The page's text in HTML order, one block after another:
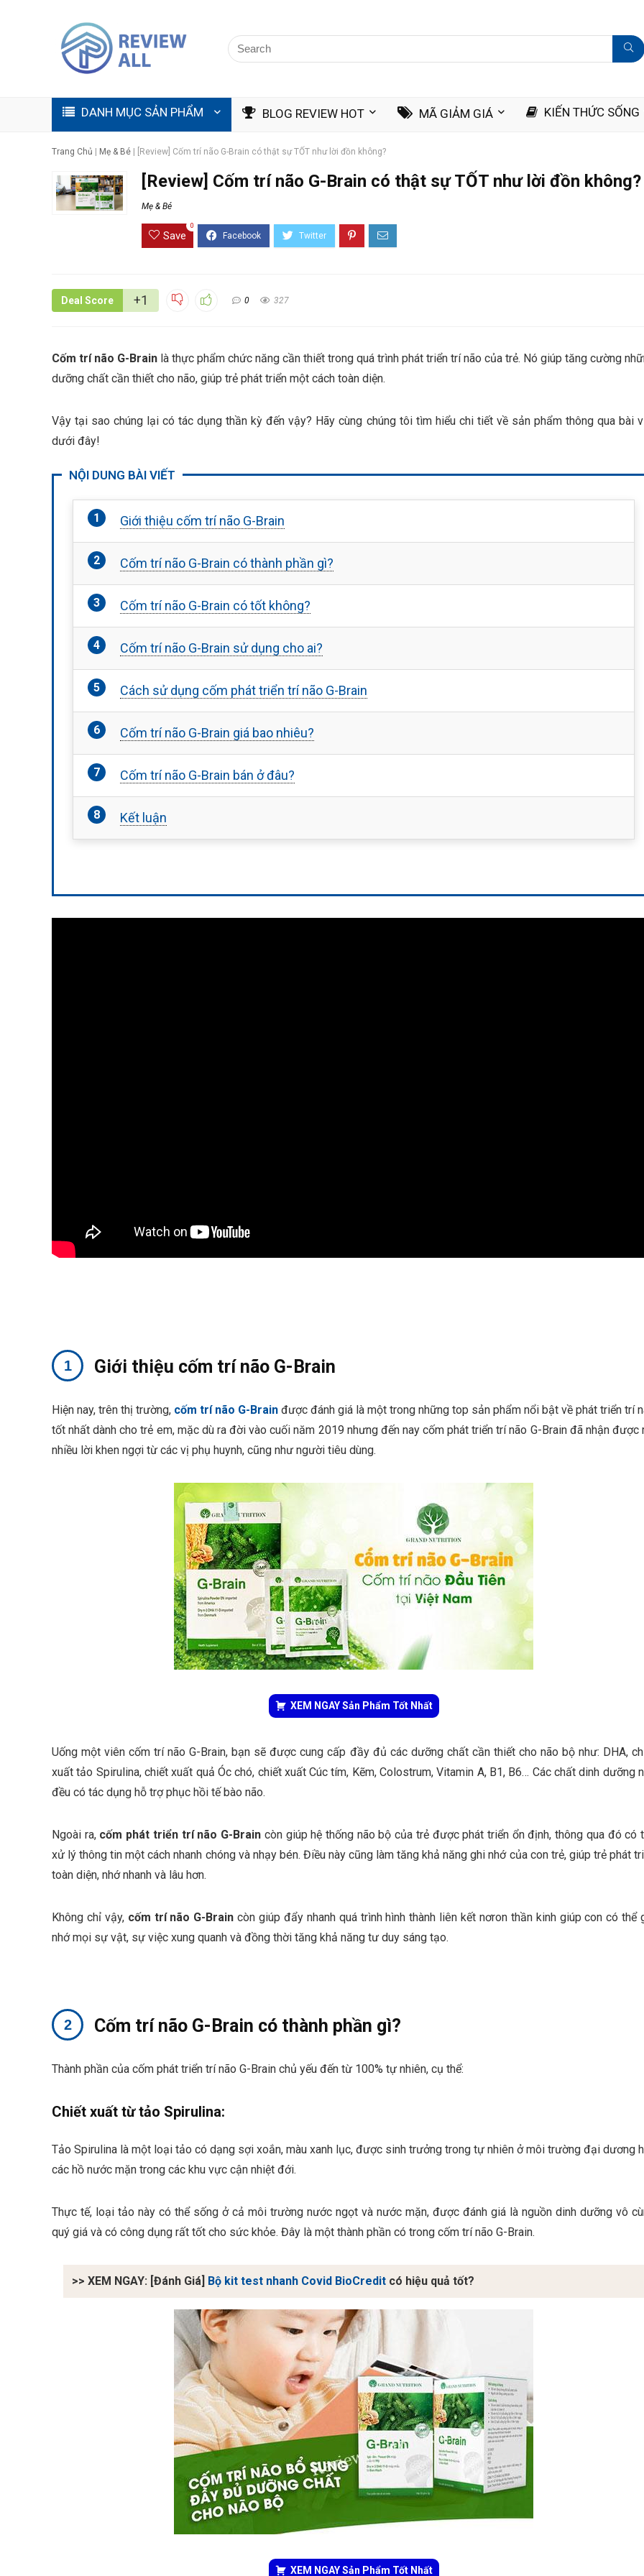
DANH MỤC SẢN PHẨM BLOG REVIEW HOT MÃ GIẢM GIÁ KIẾN THỨC SỐNG
Trang Chủ Mẹ & Bé [Review] Cốm trí não G-Brain có thật sự TỐT như lời đồn không?
[Review] Cốm trí não G-Brain có thật sự TỐT như lời đồn không?
Mẹ & Bé
Save
0
Deal Score +1 0 327
Cốm trí não G-Brain là thực phẩm chức năng cần thiết trong quá trình phát triển trí não của trẻ. Nó giúp tăng cường
dưỡng chất cần thiết cho não, giúp trẻ phát triển một cách toàn diện.
Vậy tại sao chúng lại có tác dụng thần kỳ đến vậy? Hãy cùng chúng tôi tìm hiểu chi tiết về sản phẩm thông qua bài
dưới đây!
NỘI DUNG BÀI VIẾT
Giới thiệu cốm trí não G-Brain
Cốm trí não G-Brain có thành phần gì?
Cốm trí não G-Brain có tốt không?
Cốm trí não G-Brain sử dụng cho ai?
Cách sử dụng cốm phát triển trí não G-Brain
Cốm trí não G-Brain giá bao nhiêu?
Cốm trí não G-Brain bán ở đâu?
Kết luận
Giới thiệu cốm trí não G-Brain
Hiện nay, trên thị trường, cốm trí não G-Brain được đánh giá là một trong những top sản phẩm nổi bật về phát triển trí
tốt nhất dành cho trẻ em, mặc dù ra đời vào cuối năm 2019 nhưng đến nay cốm phát triển trí não G-Brainđã nhận được
nhiều lời khen ngợi từ các vị phụ huynh, cũng như người tiêu dùng.
XEM NGAY Sản Phẩm Tốt Nhất
Uống một viêncốm trí não G-Brain, bạn sẽ được cung cấp đầy đủ các dưỡng chất cần thiết cho não bộ như: DHA,
xuất tảo Spirulina, chiết xuất quả Óc chó, chiết xuất Cúc tím, Kẽm, Colostrum, Vitamin A, B1, B6… Các chất dinh dưỡng
đều có tác dụng hỗ trợ phục hồi tế bào não.
Ngoài ra, cốm phát triển trí não G-Brain còn giúp hệ thống não bộ của trẻ được phát triển ổn định, thông qua đó có
xử lý thông tin một cách nhanh chóng và nhạy bén. Điều này cũng làm tăng khả năng ghi nhớ của con trẻ, giúp trẻ phát
toàn diện, nhớ nhanh và lâu hơn.
Không chỉ vậy, cốm trí não G-Brain còn giúp đẩy nhanh quá trình hình thành liên kết nơron thần kinh giúp con có thể
nhớ mọi sự vật, sự việc xung quanh và đồng thời tăng khả năng tư duy sáng tạo.
Cốm trí não G-Brain có thành phần gì?
Thành phần của cốm phát triển trí não G-Brain chủ yếu đến từ 100% tự nhiên, cụ thể:
Chiết xuất từ tảo Spirulina:
Tảo Spirulina là một loại tảo có dạng sợi xoắn, màu xanh lục, được sinh trưởng trong tự nhiên ở môi trường đại dương
các hồ nước mặn trong các khu vực cận nhiệt đới.
Thực tế, loại tảo này có thể sống ở cả môi trường nước ngọt và nước mặn, được đánh giá là nguồn dinh dưỡng vô
quý giá và có công dụng rất tốt cho sức khỏe. Đây là một thành phần có trong cốm trí não G-Brain.
>> XEM NGAY: [Đánh Giá] Bộ kit test nhanh Covid BioCredit có hiệu quả tốt?
XEM NGAY Sản Phẩm Tốt Nhất